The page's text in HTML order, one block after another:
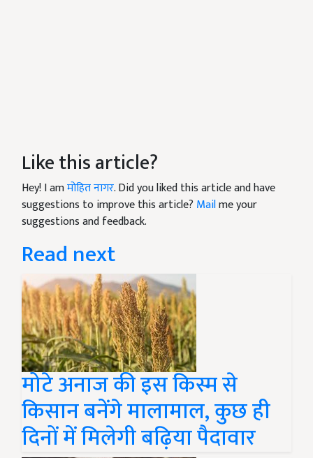
Like this article?
Hey! I amमोहित नागर. Did you liked this article and have
suggestions to improve this article? Mailme your
suggestions and feedback.
Read next
मोटे अनाज की इस किस्म से
किसान बनेंगे मालामाल, कुछ ही
दिनों में मिलेगी बढ़िया पैदावार